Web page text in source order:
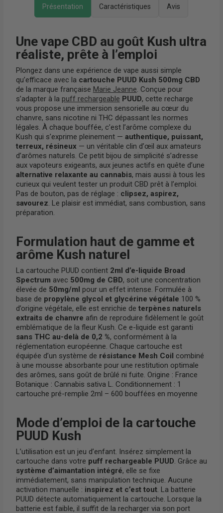
Présentation Caractéristiques Avis
Une vape CBD au goût Kush ultra
réaliste, prête à l’emploi
Plongez dans une expérience de vape aussi simple
qu’efficace avec la cartouche PUUD Kush 500mg CBD
de la marque française Marie Jeanne. Conçue pour
s’adapter à la puff rechargeable PUUD, cette recharge
vous propose une immersion sensorielle au cœur du
chanvre, sans nicotine ni THC dépassant les normes
légales. À chaque bouffée, c’est l’arôme complexe du
Kush qui s’exprime pleinement — authentique, puissant,
terreux, résineux — un véritable clin d’œil aux amateurs
d’arômes naturels. Ce petit bijou de simplicité s’adresse
aux vapoteurs exigeants, aux jeunes actifs en quête d’une
alternative relaxante au cannabis, mais aussi à tous les
curieux qui veulent tester un produit CBD prêt à l’emploi.
Pas de bouton, pas de réglage : clipsez, aspirez,
savourez. Le plaisir est immédiat, sans combustion, sans
préparation.
Formulation haut de gamme et
arôme Kush naturel
La cartouche PUUD contient 2ml d’e-liquide Broad
Spectrum avec 500mg de CBD, soit une concentration
élevée de 50mg/ml pour un effet intense. Formulée à
base de propylène glycol et glycérine végétale 100 %
d’origine végétale, elle est enrichie de terpènes naturels
extraits de chanvre afin de reproduire fidèlement le goût
emblématique de la fleur Kush. Ce e-liquide est garanti
sans THC au-delà de 0,2 %, conformément à la
réglementation européenne. Chaque cartouche est
équipée d’un système de résistance Mesh Coil combiné
à une mousse absorbante pour une restitution optimale
des arômes, sans goût de brûlé ni fuite. Origine : France
Botanique : Cannabis sativa L. Conditionnement : 1
cartouche pré-remplie 2ml – 600 bouffées en moyenne
Mode d’emploi de la cartouche
PUUD Kush
L’utilisation est un jeu d’enfant. Insérez simplement la
cartouche dans votre puff rechargeable PUUD. Grâce au
système d’aimantation intégré, elle se fixe
immédiatement, sans manipulation technique. Aucune
activation manuelle : inspirez et c’est tout. La batterie
PUUD détecte automatiquement la cartouche. Lorsque la
batterie est faible, il suffit de la recharger via son port